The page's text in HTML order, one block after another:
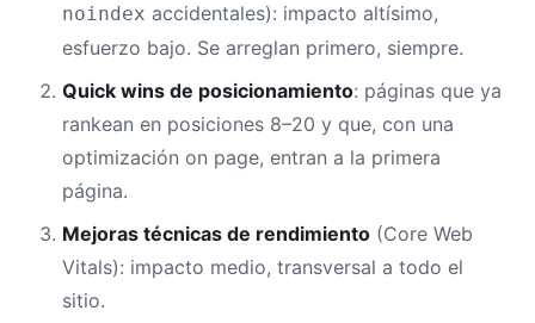
noindex accidentales): impacto altísimo,
esfuerzo bajo. Se arreglan primero, siempre.
Quick wins de posicionamiento: páginas que ya
rankean en posiciones 8–20 y que, con una
optimización on page, entran a la primera
página.
Mejoras técnicas de rendimiento (Core Web
Vitals): impacto medio, transversal a todo el
sitio.